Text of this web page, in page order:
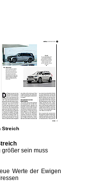
Streich
größer sein muss
Werte der Ewigen